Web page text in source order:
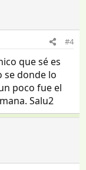
#4
que sé es
se donde lo
poco fue el
Salu2